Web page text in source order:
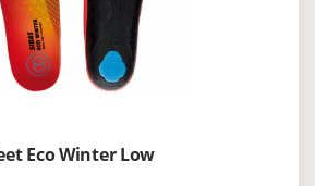
Eco Winter Low